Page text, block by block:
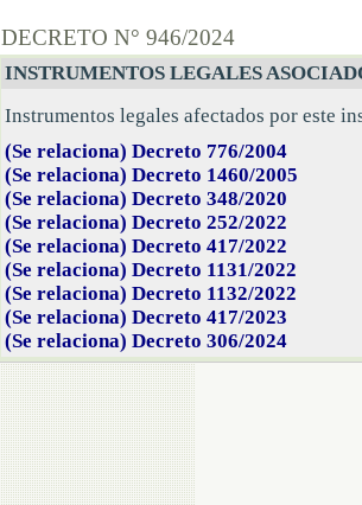
DECRETO N° 946/2024
INSTRUMENTOS LEGALES
Instrumentos legales afectados por este
(Se relaciona) Decreto 776/2004
(Se relaciona) Decreto 1460/2005
(Se relaciona) Decreto 348/2020
(Se relaciona) Decreto 252/2022
(Se relaciona) Decreto 417/2022
(Se relaciona) Decreto 1131/2022
(Se relaciona) Decreto 1132/2022
(Se relaciona) Decreto 417/2023
(Se relaciona) Decreto 306/2024